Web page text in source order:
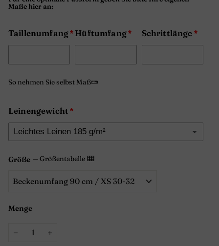
Maße hier an:
Taillenumfang Hüftumfang Schrittlänge
So nehmen Sie selbst Maß
Leinengewicht
Leichtes Leinen 185 g/m²
Fließend und atmungsaktiv
Dickes Leinen 260 g/m²
Größe —Größentabelle
Menge